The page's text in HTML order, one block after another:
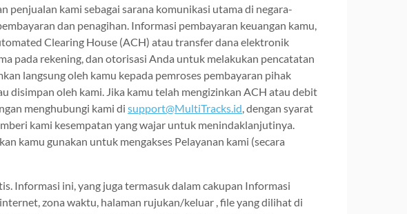
kami sebagai sarana komunikasi utama di negara-
dan penagihan. Informasi pembayaran keuangan kamu,
Clearing House (ACH) atau transfer dana elektronik
pada rekening, dan otorisasi Anda untuk melakukan pencatatan
langsung oleh kamu kepada pemroses pembayaran pihak
oleh kami. Jika kamu telah mengizinkan ACH atau debit
menghubungi kami di support@MultiTracks.id, dengan syarat
kami kesempatan yang wajar untuk menindaklanjutinya.
kamu gunakan untuk mengakses Pelayanan kami (secara
Informasi ini, yang juga termasuk dalam cakupan Informasi
zona waktu, halaman rujukan/keluar , file yang dilihat di